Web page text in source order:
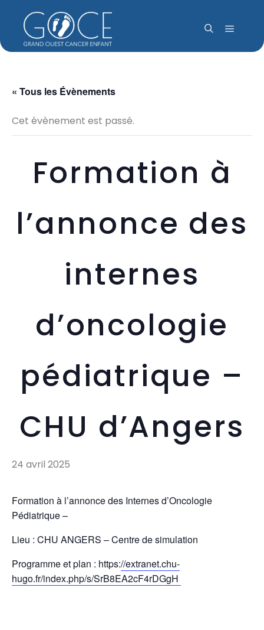
Menu
« Tous les Évènements
Cet évènement est passé.
Formation à
l’annonce des
internes
d’oncologie
pédiatrique –
CHU d’Angers
24 avril 2025
Formation à l’annonce des Internes d’Oncologie
Pédiatrique –
Lieu : CHU ANGERS – Centre de simulation
Programme et plan : https://extranet.chu-
hugo.fr/index.php/s/SrB8EA2cF4rDGgH